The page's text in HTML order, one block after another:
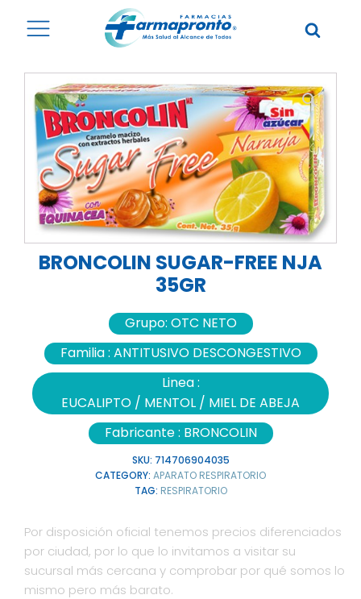
BRONCOLIN SUGAR-FREE NJA
35GR
Grupo: OTC NETO
Familia : ANTITUSIVO DESCONGESTIVO
Linea :
EUCALIPTO / MENTOL / MIEL DE ABEJA
Fabricante : BRONCOLIN
SKU: 714706904035
CATEGORY: APARATO RESPIRATORIO
TAG: RESPIRATORIO
Por disposición oficial tenemos precios diferenciados
por ciudad, por lo que lo invitamos a visitar su
sucursal más cercana y comprobar por qué somos lo
mismo pero más barato.